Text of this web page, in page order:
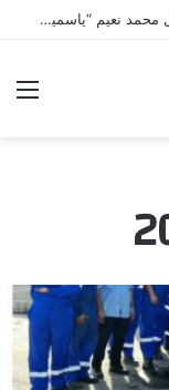
نقابة شركة بدر الدين للبترول تهنئ ابنة الزميل محمد نعيم “ياسمين” بتخرجها وتفوقها